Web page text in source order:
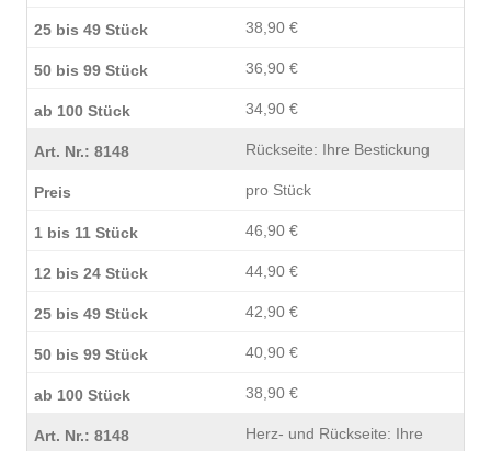
38,90 €
36,90 €
34,90 €
Rückseite: Ihre Bestickung
pro Stück
46,90 €
44,90 €
42,90 €
40,90 €
38,90 €
Herz- und Rückseite: Ihre